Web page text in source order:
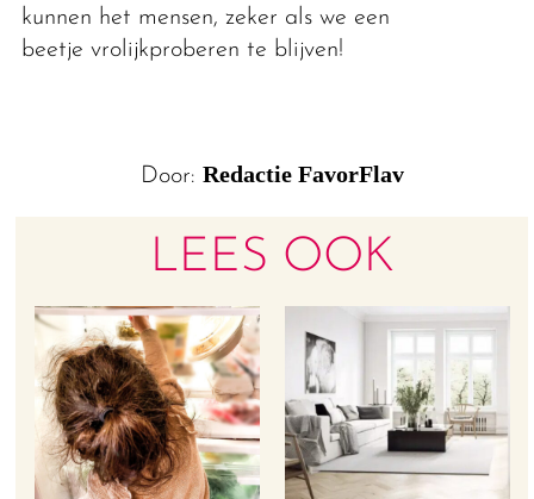
kunnen het mensen, zeker als we een
beetje vrolijkproberen te blijven!
Door: Redactie FavorFlav
LEES OOK